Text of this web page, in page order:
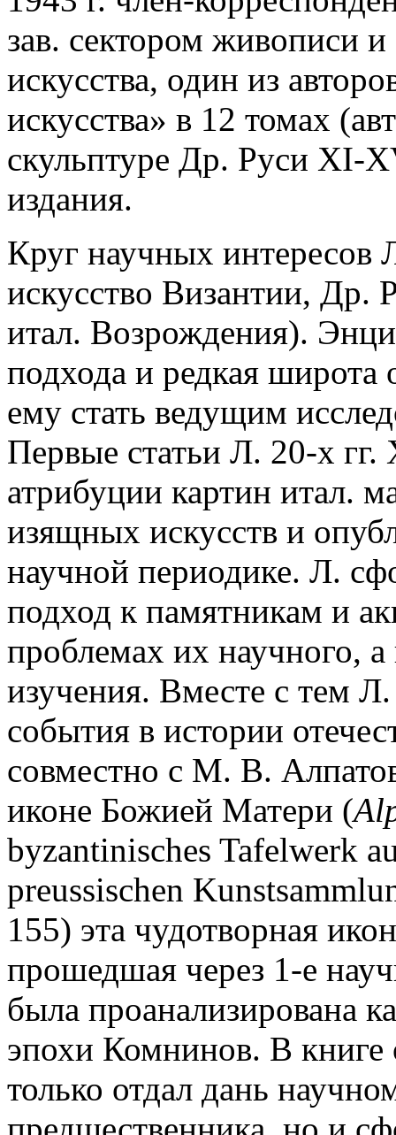
зав. сектором живописи
искусства, один из
искусства» в 12 томах
скульптуре Др. Руси XI-
издания.
Круг научных интересов
искусство Византии, Др.
итал. Возрождения).
подхода и редкая широта
ему стать ведущим
Первые статьи Л. 20-х
атрибуции картин итал.
изящных искусств и
научной периодике. Л.
подход к памятникам и
проблемах их научного,
изучения. Вместе с тем
события в истории
совместно с М. В.
иконе Божией Матери (
byzantinisches Tafelwerk
preussischen
155) эта чудотворная
прошедшая через 1-е
была проанализирована
эпохи Комнинов. В
только отдал дань